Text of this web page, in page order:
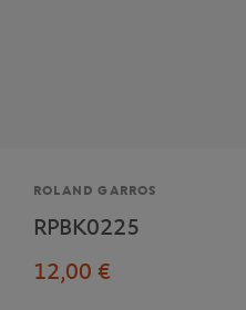
Marque
ROLAND GARROS
RPBK0225
12,00 €